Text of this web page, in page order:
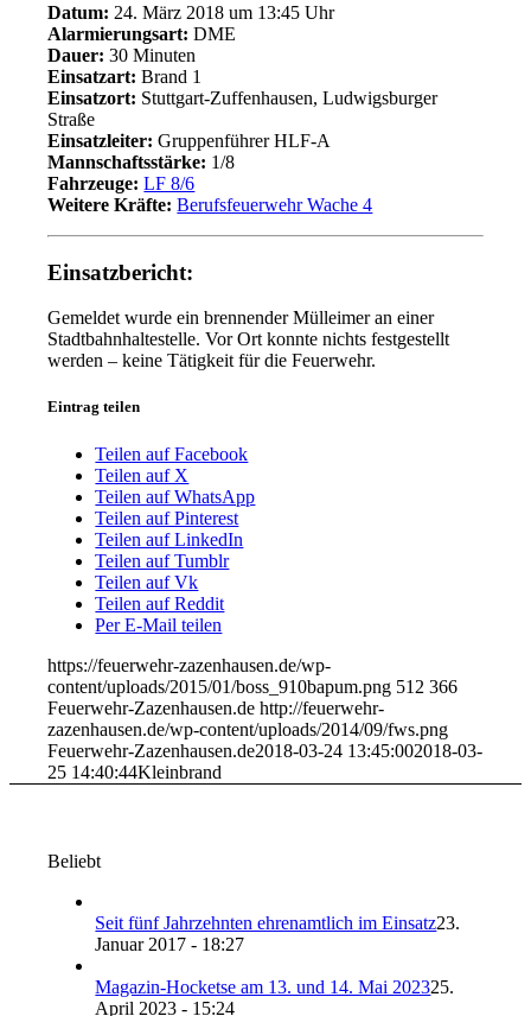
Datum: 24. März 2018 um 13:45 Uhr
Alarmierungsart: DME
Dauer: 30 Minuten
Einsatzart: Brand 1
Einsatzort: Stuttgart-Zuffenhausen, Ludwigsburger
Straße
Einsatzleiter: Gruppenführer HLF-A
Mannschaftsstärke: 1/8
Fahrzeuge: LF 8/6
Weitere Kräfte: Berufsfeuerwehr Wache 4
Einsatzbericht:
Gemeldet wurde ein brennender Mülleimer an einer
Stadtbahnhaltestelle. Vor Ort konnte nichts festgestellt
werden – keine Tätigkeit für die Feuerwehr.
Eintrag teilen
Teilen auf Facebook
Teilen auf X
Teilen auf WhatsApp
Teilen auf Pinterest
Teilen auf LinkedIn
Teilen auf Tumblr
Teilen auf Vk
Teilen auf Reddit
Per E-Mail teilen
https://feuerwehr-zazenhausen.de/wp-
content/uploads/2015/01/boss_910bapum.png 512 366
Feuerwehr-Zazenhausen.de http://feuerwehr-
zazenhausen.de/wp-content/uploads/2014/09/fws.png
Feuerwehr-Zazenhausen.de2018-03-24 13:45:002018-03-
25 14:40:44Kleinbrand
Beliebt
Seit fünf Jahrzehnten ehrenamtlich im Einsatz23.
Januar 2017 - 18:27
Magazin-Hocketse am 13. und 14. Mai 202325.
April 2023 - 15:24